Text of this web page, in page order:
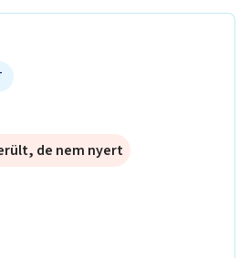
de nem nyert